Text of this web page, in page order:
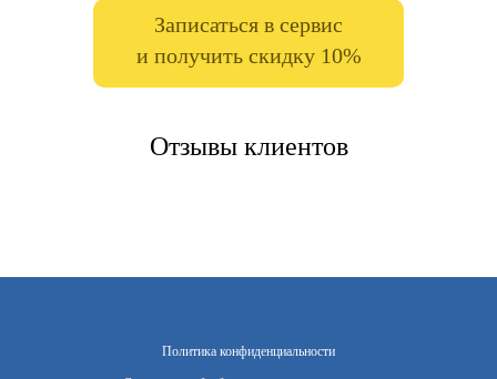
Записаться в сервис
и получить скидку 10%
Отзывы клиентов
Политика конфиденциальности